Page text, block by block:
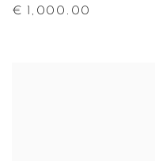
€ 1,000.00